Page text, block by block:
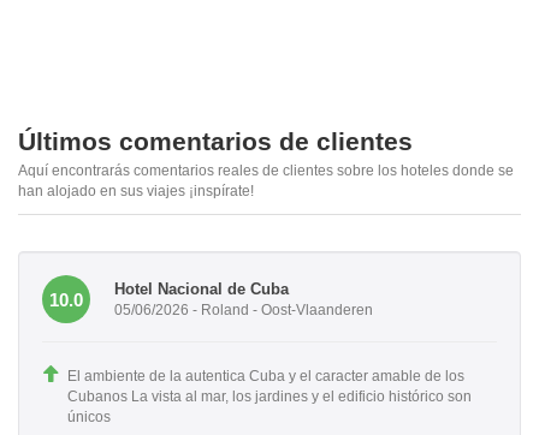
Últimos comentarios de clientes
Aquí encontrarás comentarios reales de clientes sobre los hoteles donde se
han alojado en sus viajes ¡inspírate!
10.0
Hotel Nacional de Cuba
05/06/2026 - Roland - Oost-Vlaanderen
El ambiente de la autentica Cuba y el caracter amable de los
Cubanos La vista al mar, los jardines y el edificio histórico son
únicos